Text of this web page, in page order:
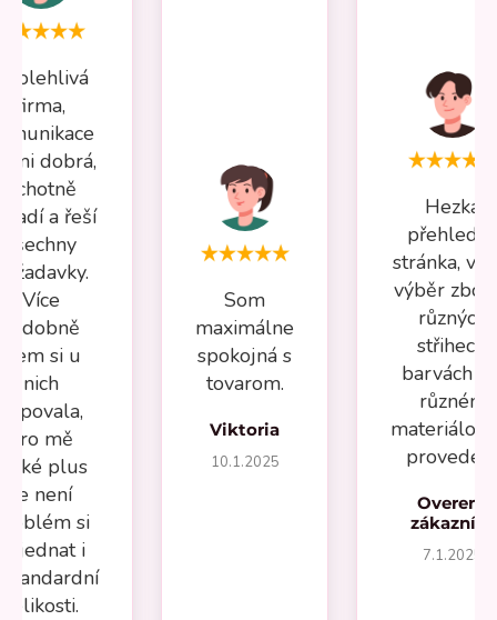
firma,
dobrá,
ochotně
a řeší
všechny
Více
nádobně
jsem si u
nich
pro mě
plus
že není
si
i
velikosti.
Som
maximálne
spokojná s
tovarom.
Viktoria
10.1.2025
Hezká
stránka,
výběr
různých
střihech,
barvách a
různém
Overený
zákazník
7.1.2025